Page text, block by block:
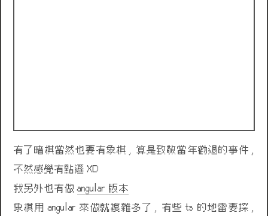
有了暗棋當然也要有象棋 , 算是致敬當年勸退的事件 ,
不然感覺有點遜 XD
我另外也有做angular 版本
象棋用 angular 來做就複雜多了 , 有些 ts 的地雷要採 ,